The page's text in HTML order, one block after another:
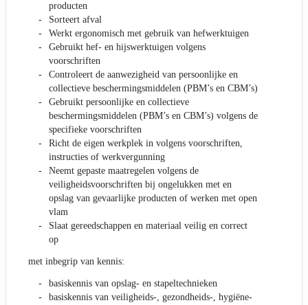
producten
Sorteert afval
Werkt ergonomisch met gebruik van hefwerktuigen
Gebruikt hef- en hijswerktuigen volgens
voorschriften
Controleert de aanwezigheid van persoonlijke en
collectieve beschermingsmiddelen (PBM’s en CBM’s)
Gebruikt persoonlijke en collectieve
beschermingsmiddelen (PBM’s en CBM’s) volgens de
specifieke voorschriften
Richt de eigen werkplek in volgens voorschriften,
instructies of werkvergunning
Neemt gepaste maatregelen volgens de
veiligheidsvoorschriften bij ongelukken met en
opslag van gevaarlijke producten of werken met open
vlam
Slaat gereedschappen en materiaal veilig en correct
op
met inbegrip van kennis:
basiskennis van opslag- en stapeltechnieken
basiskennis van veiligheids-, gezondheids-, hygiëne-